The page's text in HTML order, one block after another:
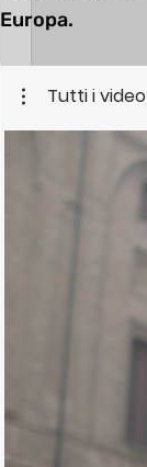
Europa.
Tutti i video